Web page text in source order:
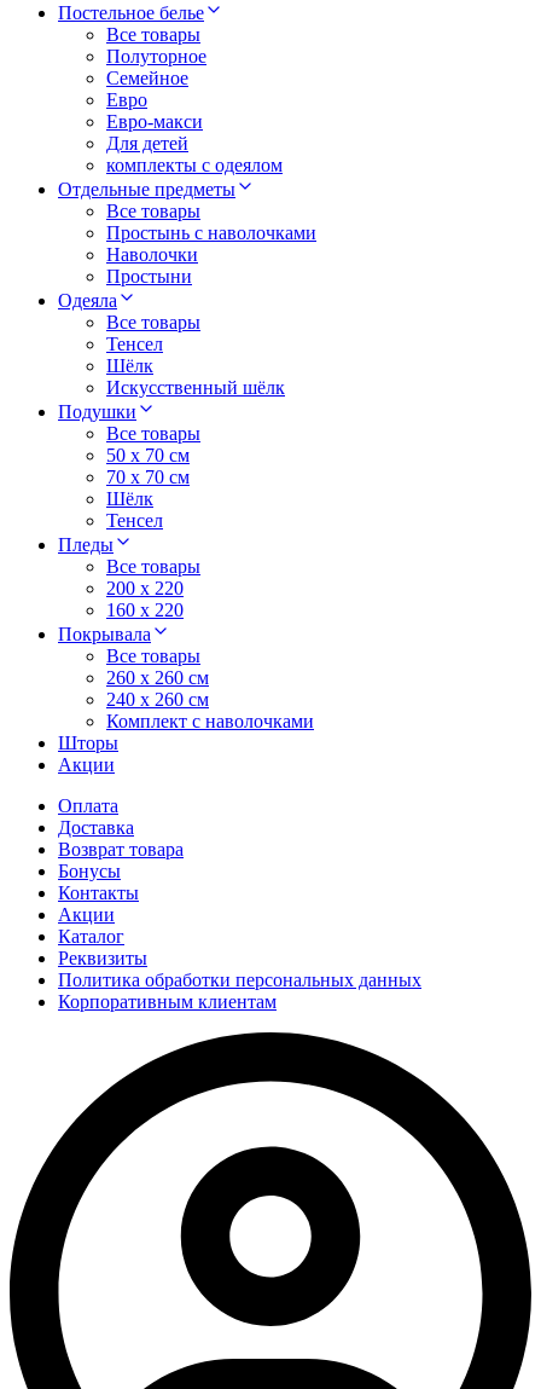
Постельное белье
Все товары
Полуторное
Семейное
Евро
Евро-макси
Для детей
комплекты с одеялом
Отдельные предметы
Все товары
Простынь с наволочками
Наволочки
Простыни
Одеяла
Все товары
Тенсел
Шёлк
Искусственный шёлк
Подушки
Все товары
50 x 70 см
70 x 70 см
Шёлк
Тенсел
Пледы
Все товары
200 х 220
160 х 220
Покрывала
Все товары
260 x 260 см
240 х 260 см
Комплект с наволочками
Шторы
Акции
Оплата
Доставка
Возврат товара
Бонусы
Контакты
Акции
Каталог
Реквизиты
Политика обработки персональных данных
Корпоративным клиентам